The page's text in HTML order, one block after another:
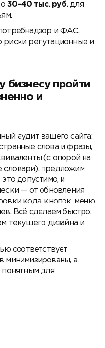
30–40 тыс.руб. для
и ФАС.
репутационные и
пройти
и
аудит вашего сайта:
слова и фразы,
(с опорой на
словари), предложим
допустимо, и
— от обновления
кода, кнопок, меню
Всё сделаем быстро,
текущего дизайна и
соответствует
минимизированы, а
понятным для